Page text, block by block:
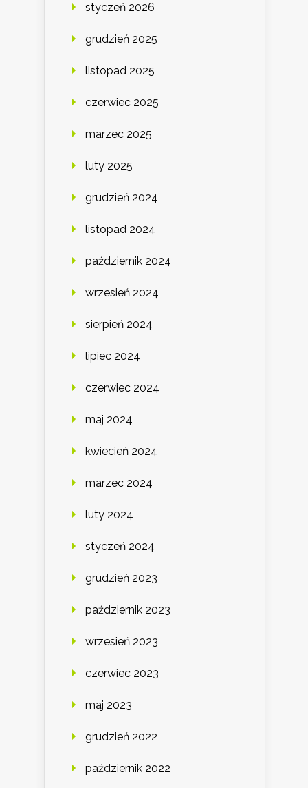
styczeń 2026
grudzień 2025
listopad 2025
czerwiec 2025
marzec 2025
luty 2025
grudzień 2024
listopad 2024
październik 2024
wrzesień 2024
sierpień 2024
lipiec 2024
czerwiec 2024
maj 2024
kwiecień 2024
marzec 2024
luty 2024
styczeń 2024
grudzień 2023
październik 2023
wrzesień 2023
czerwiec 2023
maj 2023
grudzień 2022
październik 2022